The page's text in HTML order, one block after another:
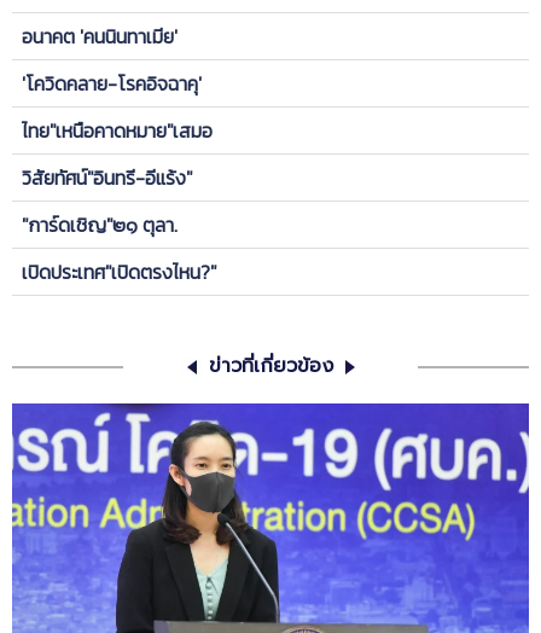
อนาคต 'คนนินทาเมีย'
'โควิดคลาย-โรคอิจฉาคุ'
ไทย"เหนือคาดหมาย"เสมอ
วิสัยทัศน์"อินทรี-อีแร้ง"
"การ์ดเชิญ"๒๑ ตุลา.
เปิดประเทศ"เปิดตรงไหน?"
ข่าวที่เกี่ยวข้อง